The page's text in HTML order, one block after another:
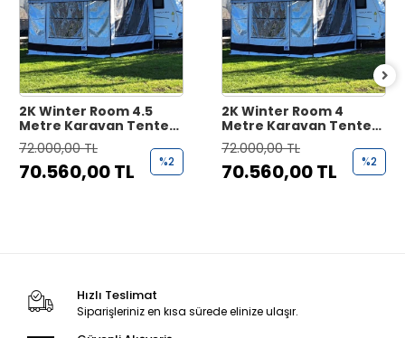
2K Winter Room 4.5
Metre Karavan Tente
Çadırı
72.000,00 TL
70.560,00 TL %2
2K Winter Room 4
Metre Karavan Tente
Çadırı
72.000,00 TL
70.560,00 TL %2
Hızlı Teslimat
Siparişleriniz en kısa sürede elinize ulaşır.